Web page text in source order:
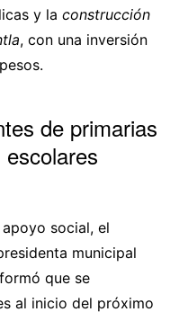
y la construcción
, con una inversión
de primarias
social, el
municipal
que se
al inicio del próximo